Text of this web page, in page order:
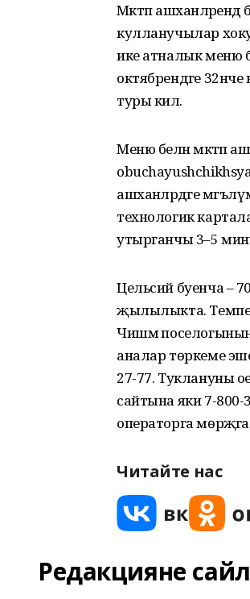
Мәктәп
кулланучылар
ике атналык меню
октябрендәге
туры килә.
Меню белән мәктәп
ашханәләрдәге
технологик
утырганчы 3–5
Цельсий буенча –
җылылыкта.
Чишмә поселогының
аналар төркеме
27-77. Туклануны
сайтына яки 7-800-
операторга
Читайте нас
Редакцияне